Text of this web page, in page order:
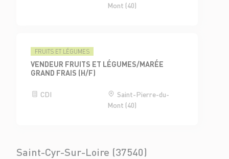
Mont (40)
FRUITS ET LÉGUMES
VENDEUR FRUITS ET LÉGUMES/MARÉE
GRAND FRAIS (H/F)
CDI
Saint-Pierre-du-
Mont (40)
Saint-Cyr-Sur-Loire (37540)